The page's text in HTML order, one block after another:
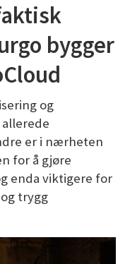
bygger
og
er i nærheten
for å gjøre
enda viktigere for
trygg